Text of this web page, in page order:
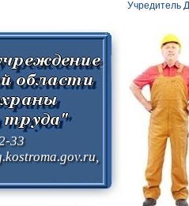
Учредитель
33
,